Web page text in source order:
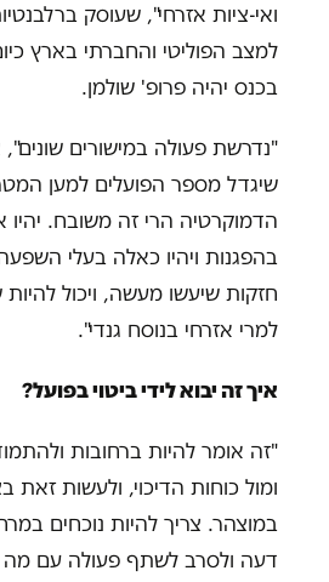
ואי-ציות אזרחי", שעוסק
למצב הפוליטי והחברתי בארץ
בכנס יהיה פרופ' שולמן.
"נדרשת פעולה במישורים
שיגדל מספר הפועלים למען
הדמוקרטיה הרי זה משובח.
בהפגנות ויהיו כאלה בעלי
חזקות שיעשו מעשה, ויכול להיות
למרי אזרחי בנוסח גנדי".
איך זה יבוא לידי ביטוי בפועל?
"זה אומר להיות ברחובות
ומול כוחות הדיכוי, ולעשות זאת
במוצהר. צריך להיות נוכחים
דעה ולסרב לשתף פעולה עם